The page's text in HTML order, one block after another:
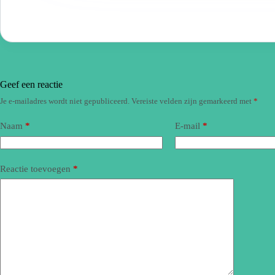
Geef een reactie
Je e-mailadres wordt niet gepubliceerd. Vereiste velden zijn gemarkeerd met *
Naam * E-mail *
Reactie toevoegen *